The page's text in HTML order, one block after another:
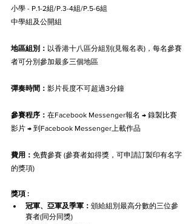
小學 - P.1-2組/P.3-4組/P.5-6組
中學組及公開組
地區組別： 以香港十八區分組別(見報名表)，每名參賽
者可分別參加最多三個地區
彈奏時間： 影片長度不可超過3分鐘
參賽程序： 在Facebook Messenger報名 → 錄製比賽
影片 → 到Facebook Messenger上載作品
費用： 免費參賽 (參賽者如得獎，可申請訂製印有名字
的獎項)
獎項 :
冠軍、亞軍及季軍： 頒給組別最高分數的三位參
賽者(同分同獎)